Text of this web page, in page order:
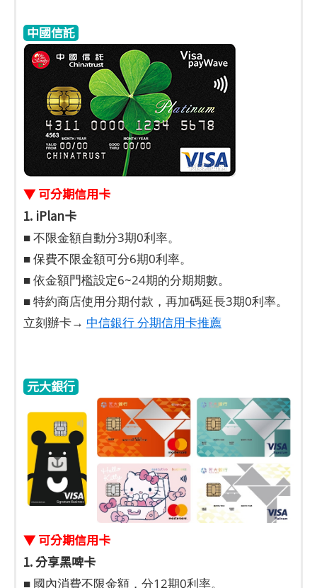
中國信託
▼ 可分期信用卡
1. iPlan卡
■ 不限金額自動分3期0利率。
■ 保費不限金額可分6期0利率。
■ 依金額門檻設定6~24期的分期期數。
■ 特約商店使用分期付款，再加碼延長3期0利率。
立刻辦卡→ 中信銀行 分期信用卡推薦
元大銀行
▼ 可分期信用卡
1. 分享黑啤卡
■ 國內消費不限金額，分12期0利率。